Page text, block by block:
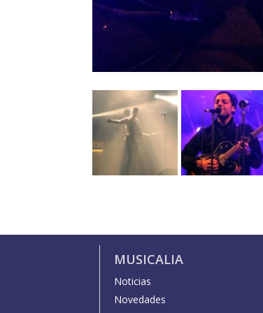
MUSICALIA
Noticias
Novedades